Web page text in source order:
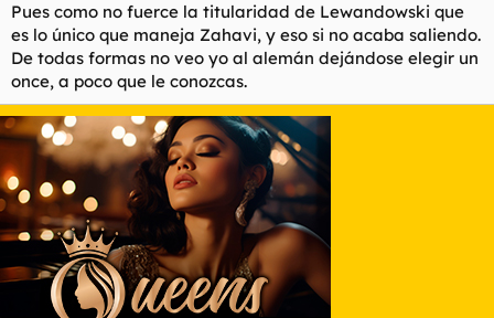
Pues como no fuerce la titularidad de Lewandowski que
es lo único que maneja Zahavi, y eso si no acaba saliendo.
De todas formas no veo yo al alemán dejándose elegir un
once, a poco que le conozcas.